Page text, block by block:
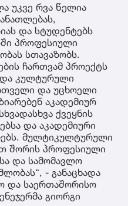
უკვე რვა წელია
და სტუდენტებს
პროფესიული
სთავაზობს.
ჩართვამ პროექტს
კულტურული
და უცხოელი
აკადემიურ
ქვეყნის
და აკადემიური
მულტიკულტურული
შორის პროფესიული
და სამომავლო
- განაცხადა
და საერთაშორისო
გიორგი